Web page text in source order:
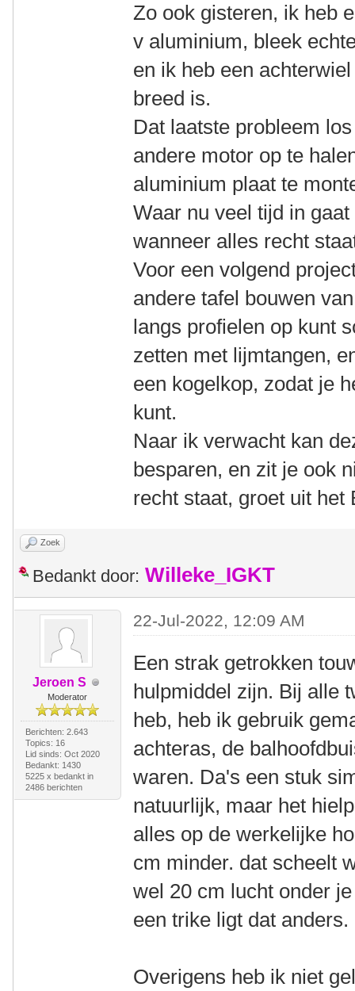
Zo ook gisteren, ik heb
v aluminium, bleek
en ik heb een
breed is.
Dat laatste probleem
andere motor op te
aluminium plaat te
Waar nu veel tijd in
wanneer alles recht
Voor een volgend
andere tafel bouwen
langs profielen op kunt
zetten met lijmtangen,
een kogelkop, zodat je
kunt.
Naar ik verwacht kan
besparen, en zit je ook
recht staat, groet uit het
Zoek
Bedankt door: Willeke_IGKT
Jeroen S
Moderator
Berichten: 2.643
Topics: 16
Lid sinds: Oct 2020
Bedankt: 1430
5225 x bedankt in
2486 berichten
22-Jul-2022, 12:09 AM
Een strak getrokken
hulpmiddel zijn. Bij alle
heb, heb ik gebruik
achteras, de
waren. Da's een stuk
natuurlijk, maar het
alles op de werkelijke
cm minder. dat scheelt
wel 20 cm lucht onder
een trike ligt dat anders.
Overigens heb ik niet